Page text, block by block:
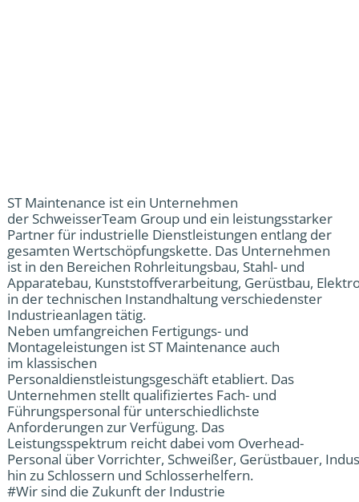
ST Maintenance ist ein Unternehmen
der SchweisserTeam Group und ein leistungsstarker
Partner für industrielle Dienstleistungen entlang der
gesamten Wertschöpfungskette. Das Unternehmen
ist in den Bereichen Rohrleitungsbau, Stahl- und
Apparatebau, Kunststoffverarbeitung, Gerüstbau,
in der technischen Instandhaltung verschiedenster
Industrieanlagen tätig.
Neben umfangreichen Fertigungs- und
Montageleistungen ist ST Maintenance auch
im klassischen
Personaldienstleistungsgeschäft etabliert. Das
Unternehmen stellt qualifiziertes Fach- und
Führungspersonal für unterschiedlichste
Anforderungen zur Verfügung. Das
Leistungsspektrum reicht dabei vom Overhead-
Personal über Vorrichter, Schweißer, Gerüstbauer,
hin zu Schlossern und Schlosserhelfern.
#Wir sind die Zukunft der Industrie